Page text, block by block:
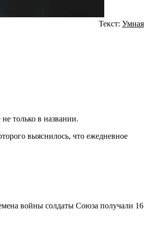
Текст: Умная
только в названии.
выяснилось, что ежедневное
войны солдаты Союза получали 16